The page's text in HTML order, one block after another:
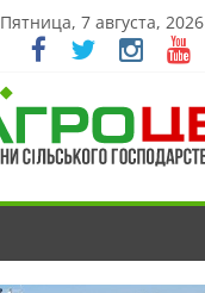
Пятница, 7 августа, 2026